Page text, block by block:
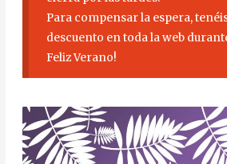
Para compensar la espera,
descuento en toda la web
Feliz Verano!
VeroS
Silk
Screen